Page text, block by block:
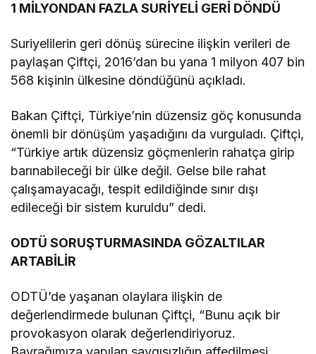
1 MİLYONDAN FAZLA SURİYELİ GERİ DÖNDÜ
Suriyelilerin geri dönüş sürecine ilişkin verileri de
paylaşan Çiftçi, 2016’dan bu yana 1 milyon 407 bin
568 kişinin ülkesine döndüğünü açıkladı.
Bakan Çiftçi, Türkiye’nin düzensiz göç konusunda
önemli bir dönüşüm yaşadığını da vurguladı. Çiftçi,
“Türkiye artık düzensiz göçmenlerin rahatça girip
barınabileceği bir ülke değil. Gelse bile rahat
çalışamayacağı, tespit edildiğinde sınır dışı
edileceği bir sistem kuruldu” dedi.
ODTÜ SORUŞTURMASINDA GÖZALTILAR
ARTABİLİR
ODTÜ’de yaşanan olaylara ilişkin de
değerlendirmede bulunan Çiftçi, “Bunu açık bir
provokasyon olarak değerlendiriyoruz.